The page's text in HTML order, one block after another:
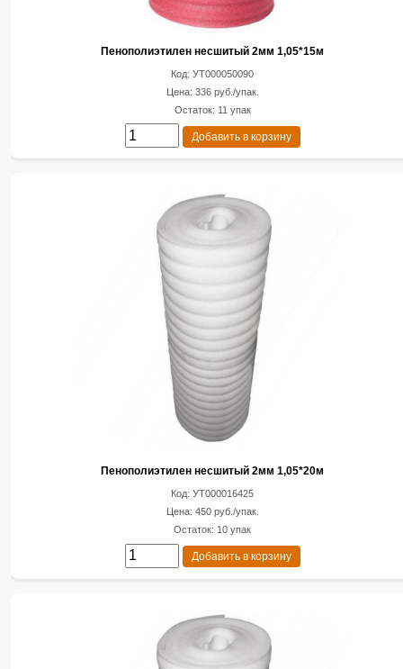
Пенополиэтилен несшитый 2мм 1,05*15м
Код: УТ000050090
Цена: 336 руб./упак.
Остаток: 11 упак
Добавить в корзину
Пенополиэтилен несшитый 2мм 1,05*20м
Код: УТ000016425
Цена: 450 руб./упак.
Остаток: 10 упак
Добавить в корзину